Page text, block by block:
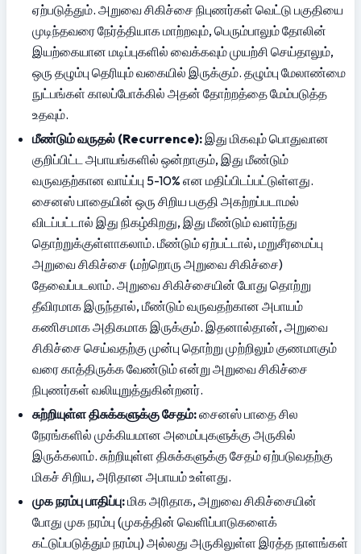
ஏற்படுத்தும். அறுவை சிகிச்சை நிபுணர்கள் வெட்டு பகுதியை
முடிந்தவரை நேர்த்தியாக மாற்றவும், பெரும்பாலும் தோலின்
இயற்கையான மடிப்புகளில் வைக்கவும் முயற்சி செய்தாலும்,
ஒரு தழும்பு தெரியும் வகையில் இருக்கும். தழும்பு மேலாண்மை
நுட்பங்கள் காலப்போக்கில் அதன் தோற்றத்தை மேம்படுத்த
உதவும்.
மீண்டும் வருதல் (Recurrence): இது மிகவும் பொதுவான
குறிப்பிட்ட அபாயங்களில் ஒன்றாகும், இது மீண்டும்
வருவதற்கான வாய்ப்பு 5-10% என மதிப்பிடப்பட்டுள்ளது.
சைனஸ் பாதையின் ஒரு சிறிய பகுதி அகற்றப்படாமல்
விடப்பட்டால் இது நிகழ்கிறது, இது மீண்டும் வளர்ந்து
தொற்றுக்குள்ளாகலாம். மீண்டும் ஏற்பட்டால், மறுசீரமைப்பு
அறுவை சிகிச்சை (மற்றொரு அறுவை சிகிச்சை)
தேவைப்படலாம். அறுவை சிகிச்சையின் போது தொற்று
தீவிரமாக இருந்தால், மீண்டும் வருவதற்கான அபாயம்
கணிசமாக அதிகமாக இருக்கும். இதனால்தான், அறுவை
சிகிச்சை செய்வதற்கு முன்பு தொற்று முற்றிலும் குணமாகும்
வரை காத்திருக்க வேண்டும் என்று அறுவை சிகிச்சை
நிபுணர்கள் வலியுறுத்துகின்றனர்.
சுற்றியுள்ள திசுக்களுக்கு சேதம்: சைனஸ் பாதை சில
நேரங்களில் முக்கியமான அமைப்புகளுக்கு அருகில்
இருக்கலாம். சுற்றியுள்ள திசுக்களுக்கு சேதம் ஏற்படுவதற்கு
மிகச் சிறிய, அரிதான அபாயம் உள்ளது.
முக நரம்பு பாதிப்பு: மிக அரிதாக, அறுவை சிகிச்சையின்
போது முக நரம்பு (முகத்தின் வெளிப்பாடுகளைக்
கட்டுப்படுத்தும் நரம்பு) அல்லது அருகிலுள்ள இரத்த நாளங்கள்